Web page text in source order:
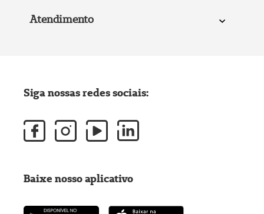
Atendimento
Siga nossas redes sociais:
Baixe nosso aplicativo